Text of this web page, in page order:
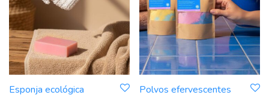
Esponja ecológica Polvos efervescentes